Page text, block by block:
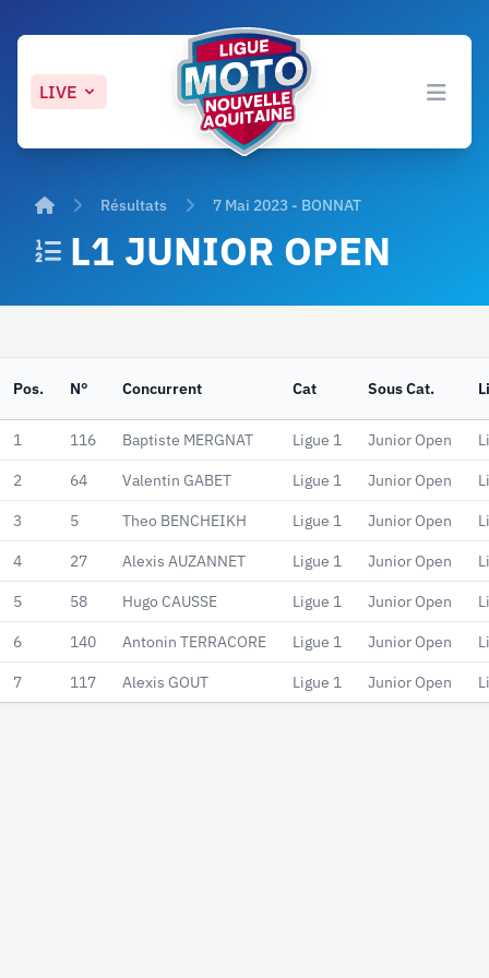
LIVE
Open
AccueilRésultats 7 Mai 2023 - BONNAT
L1 JUNIOR OPEN
Pos. N° Concurrent Cat Sous Cat.
1 116 Baptiste MERGNAT Ligue 1 Junior Open
2 64 Valentin GABET Ligue 1 Junior Open
3 5 Theo BENCHEIKH Ligue 1 Junior Open
4 27 Alexis AUZANNET Ligue 1 Junior Open
5 58 Hugo CAUSSE Ligue 1 Junior Open
6 140 Antonin TERRACORE Ligue 1 Junior Open
7 117 Alexis GOUT Ligue 1 Junior Open